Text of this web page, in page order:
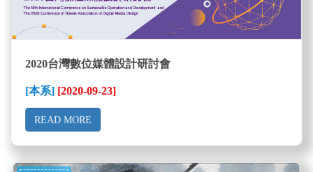
2020台灣數位媒體設計研討會
[本系] [2020-09-23]
READ MORE